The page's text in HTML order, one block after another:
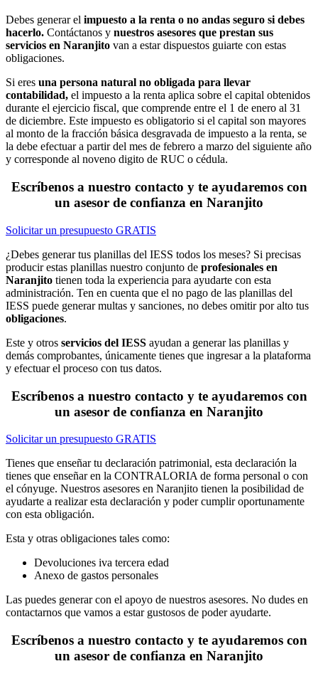
Debes generar el impuesto a la renta o no andas seguro si debes
hacerlo. Contáctanos y nuestros asesores que prestan sus
servicios en Naranjito van a estar dispuestos guiarte con estas
obligaciones.
Si eres una persona natural no obligada para llevar
contabilidad, el impuesto a la renta aplica sobre el capital obtenidos
durante el ejercicio fiscal, que comprende entre el 1 de enero al 31
de diciembre. Este impuesto es obligatorio si el capital son mayores
al monto de la fracción básica desgravada de impuesto a la renta, se
la debe efectuar a partir del mes de febrero a marzo del siguiente año
y corresponde al noveno digito de RUC o cédula.
Escríbenos a nuestro contacto y te ayudaremos con
un asesor de confianza en Naranjito
Solicitar un presupuesto GRATIS
¿Debes generar tus planillas del IESS todos los meses? Si precisas
producir estas planillas nuestro conjunto de profesionales en
Naranjito tienen toda la experiencia para ayudarte con esta
administración. Ten en cuenta que el no pago de las planillas del
IESS puede generar multas y sanciones, no debes omitir por alto tus
obligaciones.
Este y otros servicios del IESS ayudan a generar las planillas y
demás comprobantes, únicamente tienes que ingresar a la plataforma
y efectuar el proceso con tus datos.
Escríbenos a nuestro contacto y te ayudaremos con
un asesor de confianza en Naranjito
Solicitar un presupuesto GRATIS
Tienes que enseñar tu declaración patrimonial, esta declaración la
tienes que enseñar en la CONTRALORIA de forma personal o con
el cónyuge. Nuestros asesores en Naranjito tienen la posibilidad de
ayudarte a realizar esta declaración y poder cumplir oportunamente
con esta obligación.
Esta y otras obligaciones tales como:
Devoluciones iva tercera edad
Anexo de gastos personales
Las puedes generar con el apoyo de nuestros asesores. No dudes en
contactarnos que vamos a estar gustosos de poder ayudarte.
Escríbenos a nuestro contacto y te ayudaremos con
un asesor de confianza en Naranjito